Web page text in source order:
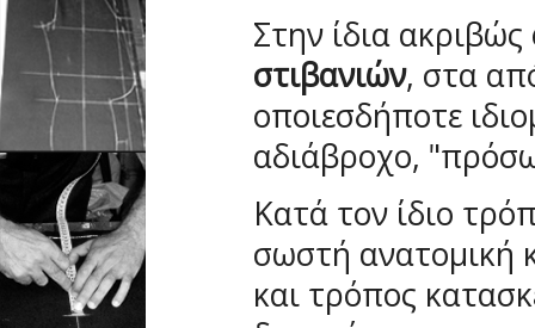
Στην ίδια
στιβανιών, στα
οποιεσδήποτε
αδιάβροχο,
Κατά τον ίδιο
σωστή ανατομική
και τρόπος